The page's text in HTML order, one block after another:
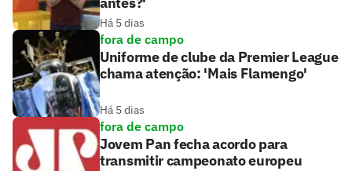
Há 5 dias
fora de campo
Uniforme de clube da Premier League
chama atenção: 'Mais Flamengo'
Há 5 dias
fora de campo
Jovem Pan fecha acordo para
transmitir campeonato europeu